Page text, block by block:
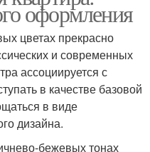
оформления
цветах прекрасно
и современных
ассоциируется с
в качестве базовой
в виде
дизайна.
бежевых тонах